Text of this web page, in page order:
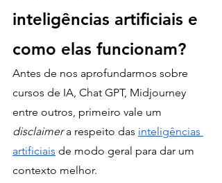
inteligências artificiais e
como elas funcionam?
Antes de nos aprofundarmos sobre
cursos de IA, Chat GPT, Midjourney
entre outros, primeiro vale um
disclaimer a respeito das inteligências
artificiais de modo geral para dar um
contexto melhor.